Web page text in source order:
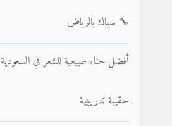
🔧 سباك بالرياض
أفضل حناء طبيعية للشعر في السعودية
حقيبة تدريبية